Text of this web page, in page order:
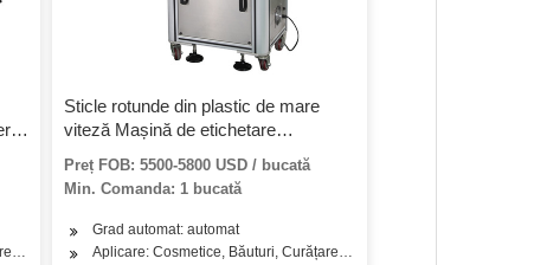
îngrijire a părului, Ulei, Ceai, Legume, Fructe, Pește, Carne, Gustare, Orez,
Detergent, Produse de îngrijire a părului, Ulei, Produse lactate
Sticle rotunde din plastic de mare
viteză Mașină de etichetare
Preț FOB: 5500-5800 USD / bucată
Min. Comanda: 1 bucată
Grad automat: automat
Aplicare: Cosmetice, Băuturi, Curățare, Detergent, Produse de